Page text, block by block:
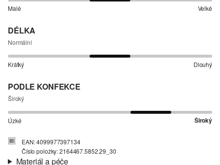
Malé Velké
DÉLKA
Normální
Krátký Dlouhý
PODLE KONFEKCE
Široký
Úzké Široký
EAN: 4099977397134
Číslo položky: 2164467.5852.29_30
Materiál a péče